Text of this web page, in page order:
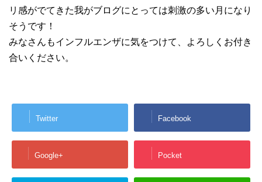
リ感がでてきた我がブログにとっては刺激の多い月になり
そうです！
みなさんもインフルエンザに気をつけて、よろしくお付き
合いください。
Twitter Facebook
Google+ Pocket